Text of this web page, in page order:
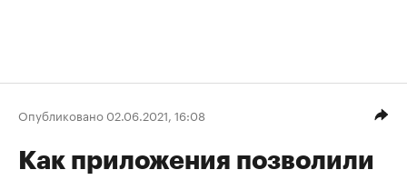
Опубликовано 02.06.2021, 16:08
Как приложения позволили